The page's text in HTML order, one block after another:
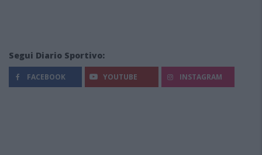
Segui Diario Sportivo:
FACEBOOK YOUTUBE INSTAGRAM